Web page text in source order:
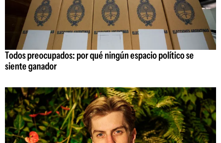
Todos preocupados: por qué ningún espacio político se
siente ganador